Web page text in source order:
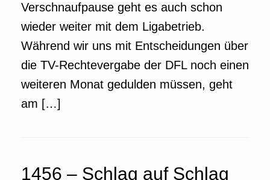
Verschnaufpause geht es auch schon
wieder weiter mit dem Ligabetrieb.
Während wir uns mit Entscheidungen über
die TV-Rechtevergabe der DFL noch einen
weiteren Monat gedulden müssen, geht
am […]
1456 – Schlag auf Schlag